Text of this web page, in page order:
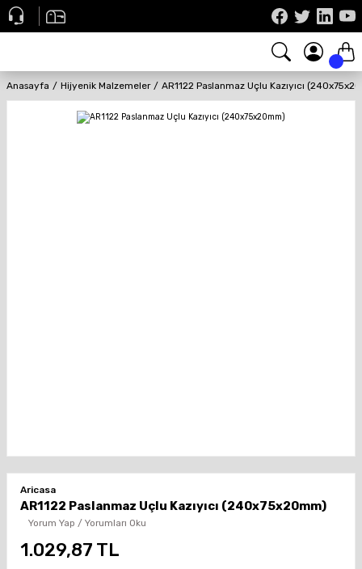
Anasayfa Hijyenik Malzemeler AR1122 Paslanmaz Uçlu Kazıyıcı
Aricasa
AR1122 Paslanmaz Uçlu Kazıyıcı (240x75x20mm)
Yorum Yap / Yorumları Oku
1.029,87 TL